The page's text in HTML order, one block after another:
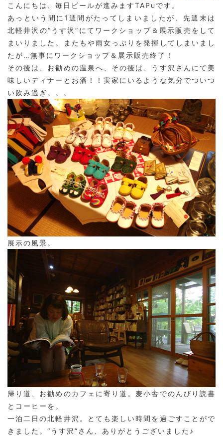
こんにちは、毎日ビールが進みますTAPuです。
あっという間に1週間がたってしまいましたが、先週末は
北軽井沢の“うす沢”にてワークショップ＆展示販売をして
まいりました。またもや雨女っぷりを発揮してしまいまし
たが…無事にワークショップ＆展示販売終了！
その後は、お勧めの温泉へ、その後は、うす沢さんにて美
味しいディナーとお酒！！実家にいるような気分でついつ
い飲み過ぎ。。。
展示の風景。
帰り道、お勧めのカフェに寄り道。 麦小舎 でのんびり読書
とコーヒーを。
一泊二日の北軽井沢。とても楽しい時間を過ごすことがで
きました。“うす沢”さん、ありがとうございました♪